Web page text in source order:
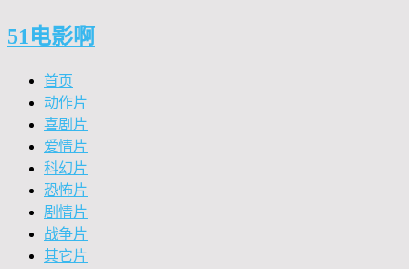
51电影啊
首页
动作片
喜剧片
爱情片
科幻片
恐怖片
剧情片
战争片
其它片